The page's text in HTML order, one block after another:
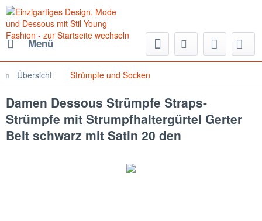
Menü
Übersicht Strümpfe und Socken
Damen Dessous Strümpfe Straps-
Strümpfe mit Strumpfhaltergürtel Gerter
Belt schwarz mit Satin 20 den